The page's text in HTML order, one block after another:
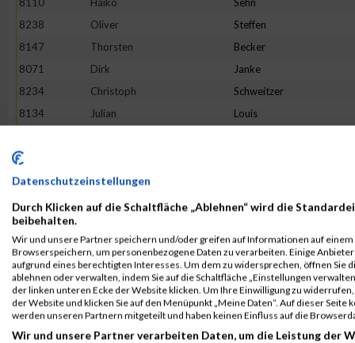
8238
Oliver Steffen
8147
Thorsten Becker
8071
Dirk Janke
8234
Christoph Schweitzer
8134
Julian Louis
8102
8111
Serkan
8009
Christian Gersing
8140
8219
Joshua Pohl
8026
Cédric Roth
8200
Tobias Luxenburger
8220
Imre Polgar
8148
Pascal Bennoit
Datenschutzeinstellungen
Durch Klicken auf die Schaltfläche „Ablehnen“ wird die
beibehalten.
Wir und unsere Partner speichern und/oder greifen auf Informationen auf einem
Browserspeichern, um personenbezogene Daten zu verarbeiten. Einige
aufgrund eines berechtigten Interesses. Um dem zu widersprechen, öffnen Sie
ablehnen oder verwalten, indem Sie auf die Schaltfläche „Einstellungen
der linken unteren Ecke der Website klicken. Um Ihre Einwilligung zu
der Website und klicken Sie auf den Menüpunkt „Meine Daten“. Auf dieser
werden unseren Partnern mitgeteilt und haben keinen Einfluss auf die
Wir und unsere Partner verarbeiten Daten, um die Leistung der